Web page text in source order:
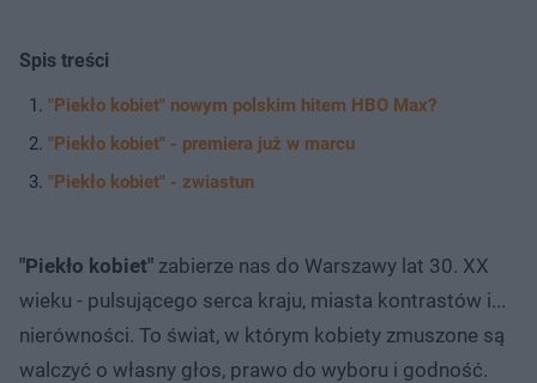
Spis treści
"Piekło kobiet" nowym polskim hitem HBO Max?
"Piekło kobiet" - premiera już w marcu
"Piekło kobiet" - zwiastun
"Piekło kobiet" zabierze nas do Warszawy lat 30. XX
wieku - pulsującego serca kraju, miasta kontrastów i...
nierówności. To świat, w którym kobiety zmuszone są
walczyć o własny głos, prawo do wyboru i godność.